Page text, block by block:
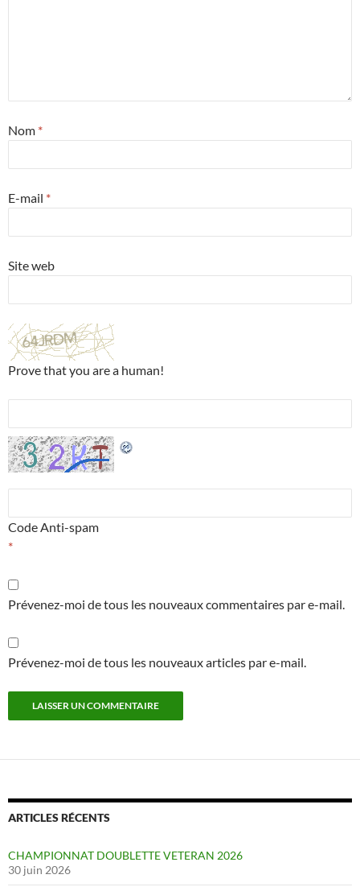
Nom *
E-mail *
Site web
Prove that you are a human!
Code Anti-spam
*
Prévenez-moi de tous les nouveaux commentaires par e-mail.
Prévenez-moi de tous les nouveaux articles par e-mail.
ARTICLES RÉCENTS
CHAMPIONNAT DOUBLETTE VETERAN 2026
30 juin 2026